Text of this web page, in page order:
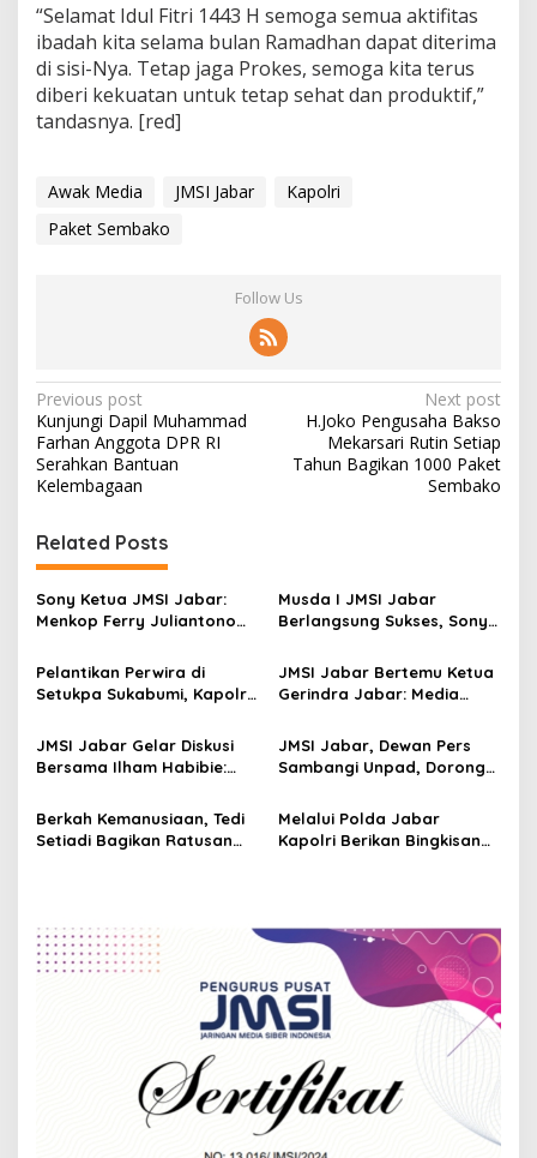
“Selamat Idul Fitri 1443 H semoga semua aktifitas
ibadah kita selama bulan Ramadhan dapat diterima
di sisi-Nya. Tetap jaga Prokes, semoga kita terus
diberi kekuatan untuk tetap sehat dan produktif,”
tandasnya. [red]
Awak Media JMSI Jabar
Kapolri
Paket Sembako
Follow Us
P
o
s
t
n
a
v
i
g
a
t
i
o
n
Previous post
Kunjungi Dapil Muhammad
Farhan Anggota DPR RI
Serahkan Bantuan
Kelembagaan
Next post
H.Joko Pengusaha Bakso
Mekarsari Rutin Setiap
Tahun Bagikan 1000 Paket
Sembako
Related Posts
Sony Ketua JMSI Jabar:
Menkop Ferry Juliantono
JMSI di HPN 2026
Musda I JMSI Jabar
Berlangsung Sukses, Sony
sebagai Ketua Periode
2026–2030
Pelantikan Perwira di
Setukpa Sukabumi, Kapolri:
Hadapi Tantangan
JMSI Jabar Bertemu Ketua
Gerindra Jabar: Media
Nyata dari Pemerintah
JMSI Jabar Gelar Diskusi
Bersama Ilham Habibie:
Punggung Indonesia
JMSI Jabar, Dewan Pers
Sambangi Unpad, Dorong
Jurnalisme Berkualitas Di
Era Digital
Berkah Kemanusiaan, Tedi
Setiadi Bagikan Ratusan
Melalui Polda Jabar
Kapolri Berikan Bingkisan